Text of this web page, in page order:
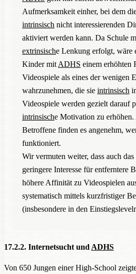
Aufmerksamkeit einher, bei dem
intrinsisch nicht interessierenden
aktiviert werden kann. Da Schule
extrinsische Lenkung erfolgt, wäre
Kinder mit ADHS einem erhöhten
Videospiele als eines der wenigen
wahrzunehmen, die sie intrinsisch
Videospiele werden gezielt darauf
intrinsische Motivation zu erhöhen.
Betroffene finden es angenehm,
funktioniert.
Wir vermuten weiter, dass auch das
geringere Interesse für entferntere
höhere Affinität zu Videospielen
systematisch mittels kurzfristiger
(insbesondere in den
17.2.2. Internetsucht und ADHS
Von 650 Jungen einer High-School